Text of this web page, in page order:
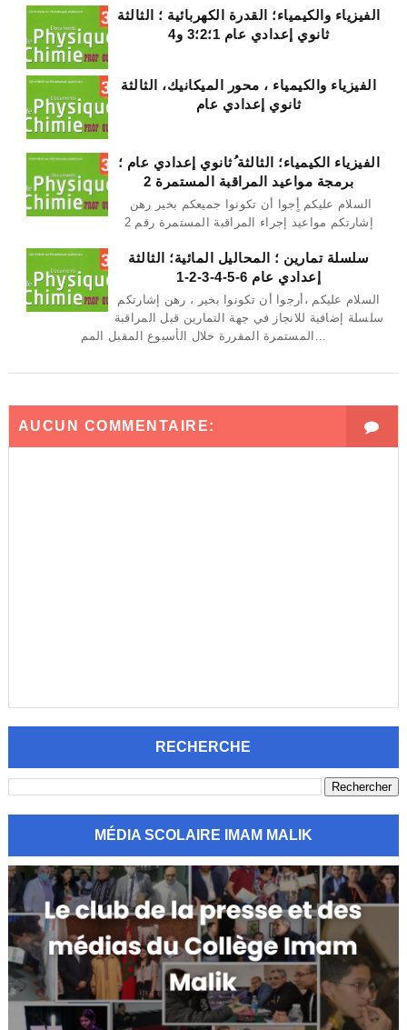
الفيزياء والكيمياء؛ القدرة الكهربائية ؛ الثالثة
ثانوي إعدادي عام 1؛2؛3 و4
الفيزياء والكيمياء ، محور الميكانيك، الثالثة
ثانوي إعدادي عام
الفيزياء الكيمياء؛ الثالثة ُثانوي إعدادي عام ؛
برمجة مواعيد المراقبة المستمرة 2
إشارتكم مواعيد إجراء المراقبة المستمرة رقم 2
سلسلة تمارين ؛ المحاليل المائية؛ الثالثة
إعدادي عام 6-5-4-3-2-1
السلام عليكم ،أرجوا أن تكونوا بخير ، رهن إشارتكم
سلسلة إضافية للانجاز في جهة التمارين قبل المراقبة
المستمرة المقررة خلال الأسبوع المقبل المم...
AUCUN COMMENTAIRE:
RECHERCHE
MÉDIA SCOLAIRE IMAM MALIK